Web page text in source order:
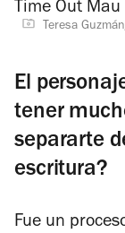
Teresa
El
tener
separarte
escritura?
Fue un